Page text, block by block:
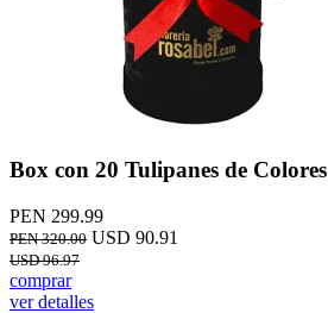
Box con 20 Tulipanes de Colores
PEN 299.99
PEN 320.00 USD 90.91
USD 96.97
comprar
ver detalles